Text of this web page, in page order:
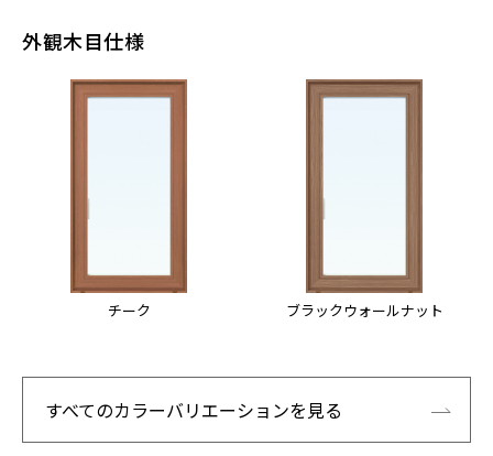
外観木目仕様
チーク ブラックウォールナット
すべてのカラーバリエーションを見る